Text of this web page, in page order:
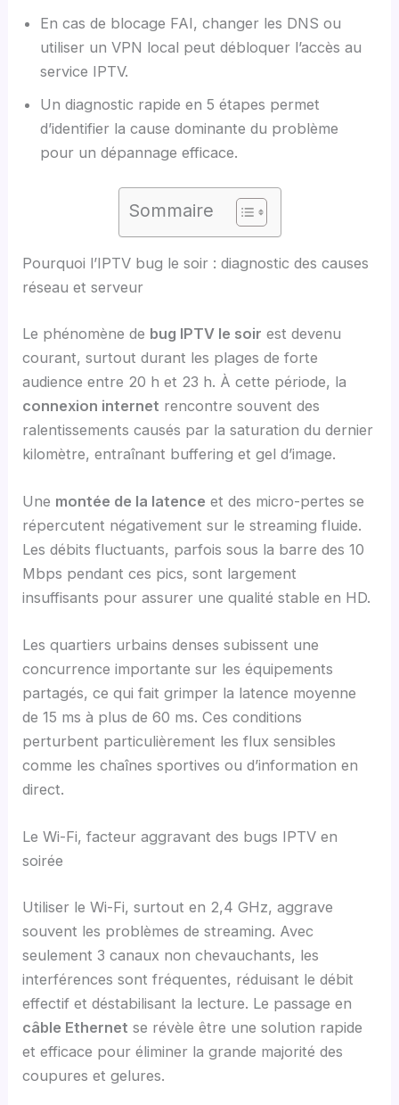
En cas de blocage FAI, changer les DNS ou
utiliser un VPN local peut débloquer l’accès au
service IPTV.
Un diagnostic rapide en 5 étapes permet
d’identifier la cause dominante du problème
pour un dépannage efficace.
Sommaire
Pourquoi l’IPTV bug le soir : diagnostic des causes
réseau et serveur
Le phénomène de bug IPTV le soir est devenu
courant, surtout durant les plages de forte
audience entre 20 h et 23 h. À cette période, la
connexion internet rencontre souvent des
ralentissements causés par la saturation du dernier
kilomètre, entraînant buffering et gel d’image.
Une montée de la latence et des micro-pertes se
répercutent négativement sur le streaming fluide.
Les débits fluctuants, parfois sous la barre des 10
Mbps pendant ces pics, sont largement
insuffisants pour assurer une qualité stable en HD.
Les quartiers urbains denses subissent une
concurrence importante sur les équipements
partagés, ce qui fait grimper la latence moyenne
de 15 ms à plus de 60 ms. Ces conditions
perturbent particulièrement les flux sensibles
comme les chaînes sportives ou d’information en
direct.
Le Wi-Fi, facteur aggravant des bugs IPTV en
soirée
Utiliser le Wi-Fi, surtout en 2,4 GHz, aggrave
souvent les problèmes de streaming. Avec
seulement 3 canaux non chevauchants, les
interférences sont fréquentes, réduisant le débit
effectif et déstabilisant la lecture. Le passage en
câble Ethernet se révèle être une solution rapide
et efficace pour éliminer la grande majorité des
coupures et gelures.